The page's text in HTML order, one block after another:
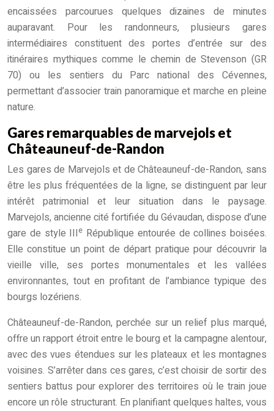
encaissées parcourues quelques dizaines de minutes
auparavant. Pour les randonneurs, plusieurs gares
intermédiaires constituent des portes d’entrée sur des
itinéraires mythiques comme le chemin de Stevenson (GR
70) ou les sentiers du Parc national des Cévennes,
permettant d’associer train panoramique et marche en pleine
nature.
Gares remarquables de marvejols et
Châteauneuf-de-Randon
Les gares de Marvejols et de Châteauneuf-de-Randon, sans
être les plus fréquentées de la ligne, se distinguent par leur
intérêt patrimonial et leur situation dans le paysage.
Marvejols, ancienne cité fortifiée du Gévaudan, dispose d’une
gare de style IIIe République entourée de collines boisées.
Elle constitue un point de départ pratique pour découvrir la
vieille ville, ses portes monumentales et les vallées
environnantes, tout en profitant de l’ambiance typique des
bourgs lozériens.
Châteauneuf-de-Randon, perchée sur un relief plus marqué,
offre un rapport étroit entre le bourg et la campagne alentour,
avec des vues étendues sur les plateaux et les montagnes
voisines. S’arrêter dans ces gares, c’est choisir de sortir des
sentiers battus pour explorer des territoires où le train joue
encore un rôle structurant. En planifiant quelques haltes, vous